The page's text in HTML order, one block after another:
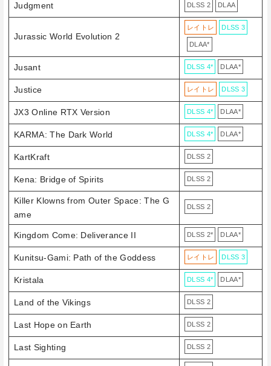
Judgment DLSS 2 DLAA
Jurassic World Evolution 2
レイトレ DLSS 3
DLAA*
Jusant DLSS 4* DLAA*
Justice レイトレ DLSS 3
JX3 Online RTX Version DLSS 4* DLAA*
KARMA: The Dark World DLSS 4* DLAA*
KartKraft DLSS 2
Kena: Bridge of Spirits DLSS 2
Killer Klowns from Outer Space: The G
ame
DLSS 2
Kingdom Come: Deliverance II DLSS 2* DLAA*
Kunitsu-Gami: Path of the Goddess レイトレ DLSS 3
Kristala DLSS 4* DLAA*
Land of the Vikings DLSS 2
Last Hope on Earth DLSS 2
Last Sighting DLSS 2